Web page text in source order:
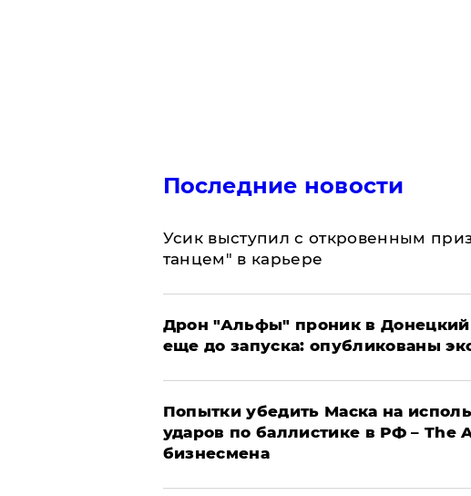
Последние новости
Усик выступил с откровенным
танцем" в карьере
Дрон "Альфы" проник в
еще до запуска: опубликованы
Попытки убедить Маска на
ударов по баллистике в РФ – The
бизнесмена